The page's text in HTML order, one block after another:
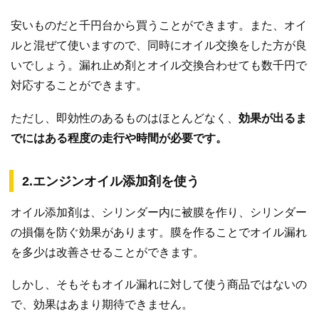
安いものだと千円台から買うことができます。また、オイ
ルと混ぜて使いますので、同時にオイル交換をした方が良
いでしょう。漏れ止め剤とオイル交換合わせても数千円で
対応することができます。
ただし、即効性のあるものはほとんどなく、 効果が出るま
でにはある程度の走行や時間が必要です。
2.エンジンオイル添加剤を使う
オイル添加剤は、シリンダー内に被膜を作り、シリンダー
の損傷を防ぐ効果があります。膜を作ることでオイル漏れ
を多少は改善させることができます。
しかし、そもそもオイル漏れに対して使う商品ではないの
で、効果はあまり期待できません。